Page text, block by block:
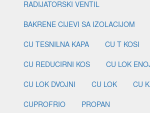
RADIJATORSKI VENTIL
BAKRENE CIJEVI SA IZOLACIJOM
CU TESNILNA KAPA
CU T KOSI
CU REDUCIRNI KOS
CU LOK
CU LOK DVOJNI
CU LOK
CU
CUPROFRIO
PROPAN